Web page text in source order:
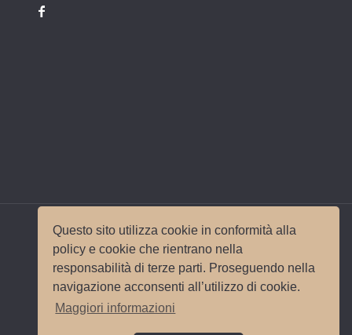
Questo sito utilizza cookie in conformità alla
policy e cookie che rientrano nella
responsabilità di terze parti. Proseguendo nella
navigazione acconsenti all’utilizzo di cookie.
Maggiori informazioni
© 2017 Wedding Planner Milano Italy |Mappa del
sito|Privacy e Cookie PolicySito e
posizionamento realizzato dall'